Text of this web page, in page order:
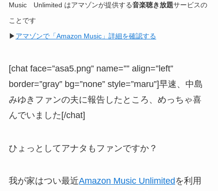
Music Unlimited はアマゾンが提供する音楽聴き放題サービスの
ことです
▶ アマゾンで「Amazon Music」詳細を確認する
[chat face=”asa5.png” name=”” align=”left”
border=”gray” bg=”none” style=”maru”]早速、中島
みゆきファンの夫に報告したところ、めっちゃ喜
んでいました[/chat]
ひょっとしてアナタもファンですか？
我が家はつい最近Amazon Music Unlimited を利用